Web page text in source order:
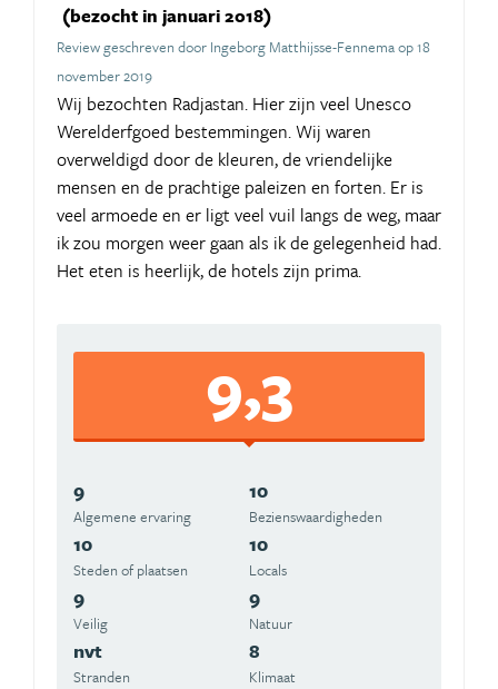
(bezocht in januari 2018)
Review geschreven door Ingeborg Matthijsse-Fennema op 18
november 2019
Wij bezochten Radjastan. Hier zijn veel Unesco
Werelderfgoed bestemmingen. Wij waren
overweldigd door de kleuren, de vriendelijke
mensen en de prachtige paleizen en forten. Er is
veel armoede en er ligt veel vuil langs de weg, maar
ik zou morgen weer gaan als ik de gelegenheid had.
Het eten is heerlijk, de hotels zijn prima.
9,3
9
Algemene ervaring
10
Beziens­waardigheden
10
Steden of plaatsen
10
Locals
9
Veilig
9
Natuur
nvt
Stranden
8
Klimaat